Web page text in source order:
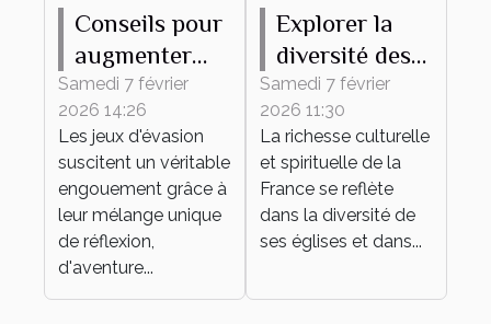
Conseils pour
augmenter
vos chances
de succès
dans un jeu
d'évasion
Samedi 7 février
2026 14:26
Les jeux d'évasion
suscitent un véritable
engouement grâce à
leur mélange unique
de réflexion,
d'aventure...
Explorer la
diversité des
églises
françaises à
travers leurs
messes
Samedi 7 février
2026 11:30
La richesse culturelle
et spirituelle de la
France se reflète
dans la diversité de
ses églises et dans...